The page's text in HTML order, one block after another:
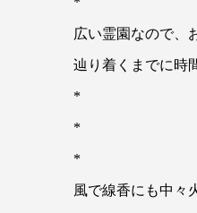
広い霊園なので、
辿り着くまでに時
*
*
*
風で線香にも中々